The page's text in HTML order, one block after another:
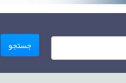
جستجو